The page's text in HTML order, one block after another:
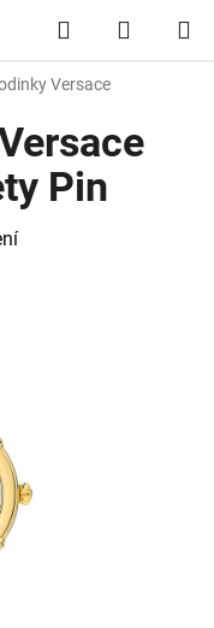
Hledat
Versace
Pin
hvězdiček.